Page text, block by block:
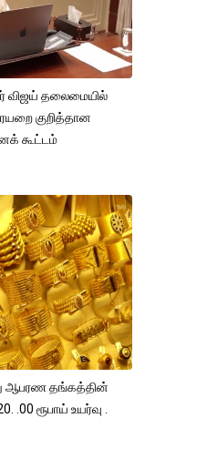
விஜய் தலைமையில்
குறித்தான
கூட்டம்
ஆபரண தங்கத்தின்
.00 ரூபாய் உயர்வு .